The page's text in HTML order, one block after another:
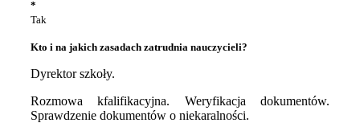
*
Tak
Kto i na jakich zasadach zatrudnia nauczycieli?
Dyrektor szkoły.
Rozmowa kfalifikacyjna. Weryfikacja dokumentów.
Sprawdzenie dokumentów o niekaralności.